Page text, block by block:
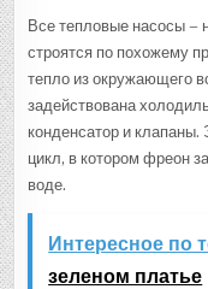
Все тепловые насосы –
строятся по похожему
тепло из окружающего
задействована
конденсатор и
цикл, в котором фреон
воде.
Интересное по
зеленом платье